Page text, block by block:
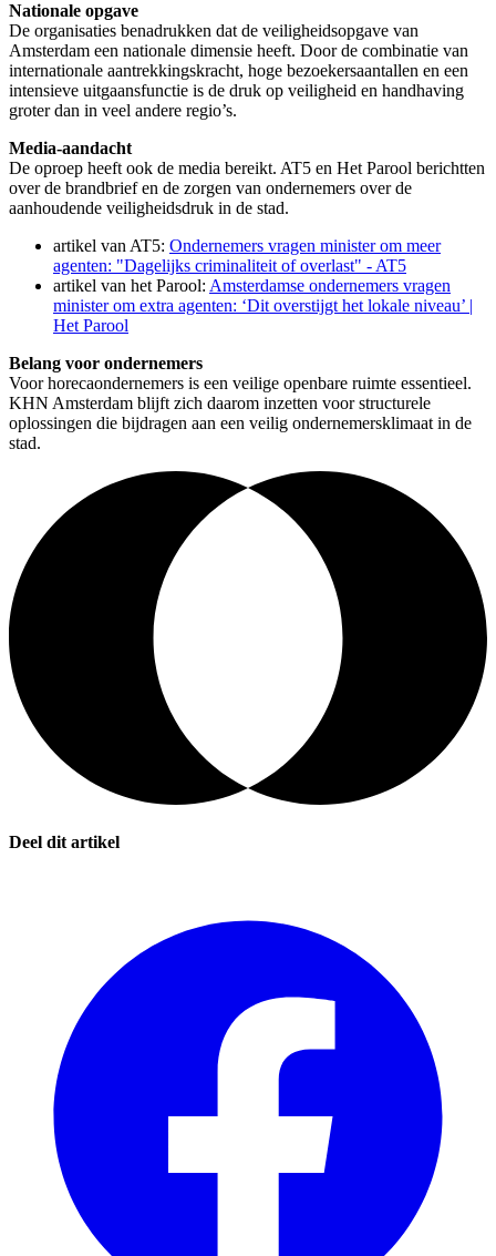
Nationale opgave
De organisaties benadrukken dat de veiligheidsopgave van
Amsterdam een nationale dimensie heeft. Door de combinatie van
internationale aantrekkingskracht, hoge bezoekersaantallen en een
intensieve uitgaansfunctie is de druk op veiligheid en handhaving
groter dan in veel andere regio’s.
Media-aandacht
De oproep heeft ook de media bereikt. AT5 en Het Parool berichtten
over de brandbrief en de zorgen van ondernemers over de
aanhoudende veiligheidsdruk in de stad.
artikel van AT5: Ondernemers vragen minister om meer
agenten: "Dagelijks criminaliteit of overlast" - AT5
artikel van het Parool: Amsterdamse ondernemers vragen
minister om extra agenten: ‘Dit overstijgt het lokale niveau’ |
Het Parool
Belang voor ondernemers
Voor horecaondernemers is een veilige openbare ruimte essentieel.
KHN Amsterdam blijft zich daarom inzetten voor structurele
oplossingen die bijdragen aan een veilig ondernemersklimaat in de
stad.
Deel dit artikel